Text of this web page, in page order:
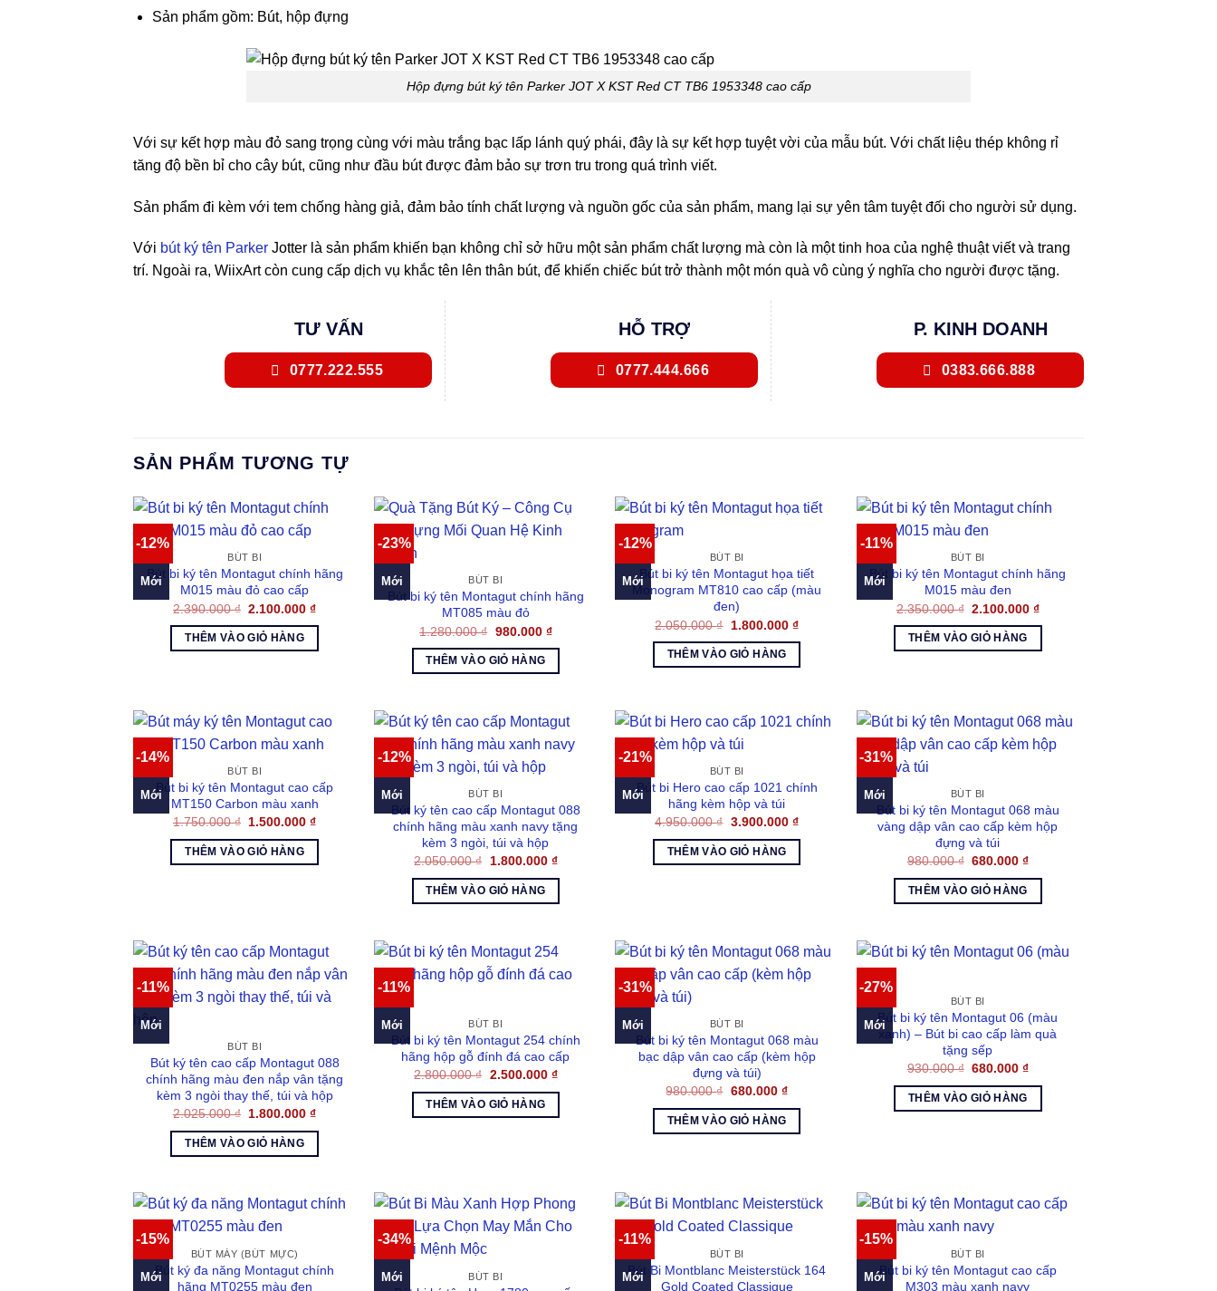
Sản phẩm gồm: Bút, hộp đựng
Hộp đựng bút ký tên Parker JOT X KST Red CT TB6 1953348 cao cấp
Với sự kết hợp màu đỏ sang trọng cùng với màu trắng bạc lấp lánh quý phái, đây là sự kết hợp tuyệt vời của mẫu bút. Với chất liệu thép không rỉ
tăng độ bền bỉ cho cây bút, cũng như đầu bút được đảm bảo sự trơn tru trong quá trình viết.
Sản phẩm đi kèm với tem chống hàng giả, đảm bảo tính chất lượng và nguồn gốc của sản phẩm, mang lại sự yên tâm tuyệt đối cho người sử dụng.
Với bút ký tên Parker Jotter là sản phẩm khiến bạn không chỉ sở hữu một sản phẩm chất lượng mà còn là một tinh hoa của nghệ thuật viết và trang
trí. Ngoài ra, WiixArt còn cung cấp dịch vụ khắc tên lên thân bút, để khiến chiếc bút trở thành một món quà vô cùng ý nghĩa cho người được tặng.
TƯ VẤN
0777.222.555
HỖ TRỢ
0777.444.666
P. KINH DOANH
0383.666.888
SẢN PHẨM TƯƠNG TỰ
-12%
Mới
BÚT BI
Bút bi ký tên Montagut chính hãng
M015 màu đỏ cao cấp
2.390.000₫ Giá
là:
2.390.000 ₫.
2.100.000₫Giá
THÊM VÀO GIỎ HÀNG
-23%
Mới BÚT BI
Bút bi ký tên Montagut chính hãng
MT085 màu đỏ
1.280.000₫ Giá
là:
1.280.000 ₫.
980.000 ₫Giá
THÊM VÀO GIỎ HÀNG
-12%
Mới
BÚT BI
Bút bi ký tên Montagut họa tiết
Monogram MT810 cao cấp (màu
đen)
2.050.000₫ Giá
là:
2.050.000 ₫.
1.800.000 ₫Giá
THÊM VÀO GIỎ HÀNG
-11%
Mới
BÚT BI
Bút bi ký tên Montagut chính hãng
M015 màu đen
2.350.000₫ Giá
là:
2.350.000 ₫.
2.100.000₫Giá
THÊM VÀO GIỎ HÀNG
-14%
Mới
BÚT BI
Bút bi ký tên Montagut cao cấp
MT150 Carbon màu xanh
1.750.000₫ Giá
là:
1.750.000 ₫.
1.500.000₫Giá
THÊM VÀO GIỎ HÀNG
-12%
Mới BÚT BI
Bút ký tên cao cấp Montagut 088
chính hãng màu xanh navy tặng
kèm 3 ngòi, túi và hộp
2.050.000₫
Giá
là:
2.050.000 ₫.
1.800.000 ₫Giá
THÊM VÀO GIỎ HÀNG
-21%
Mới
BÚT BI
Bút bi Hero cao cấp 1021 chính
hãng kèm hộp và túi
4.950.000₫ Giá
là:
4.950.000 ₫.
3.900.000 ₫Giá
THÊM VÀO GIỎ HÀNG
-31%
Mới BÚT BI
Bút bi ký tên Montagut 068 màu
vàng dập vân cao cấp kèm hộp
đựng và túi
980.000₫ Giá
là:
980.000 ₫.
680.000₫Giá
THÊM VÀO GIỎ HÀNG
-11%
Mới
BÚT BI
Bút ký tên cao cấp Montagut 088
chính hãng màu đen nắp vân tặng
kèm 3 ngòi thay thế, túi và hộp
2.025.000₫ Giá
là:
2.025.000 ₫.
1.800.000₫Giá
THÊM VÀO GIỎ HÀNG
-11%
Mới BÚT BI
Bút bi ký tên Montagut 254 chính
hãng hộp gỗ đính đá cao cấp
2.800.000₫ Giá
là:
2.800.000 ₫.
2.500.000 ₫Giá
THÊM VÀO GIỎ HÀNG
-31%
Mới BÚT BI
Bút bi ký tên Montagut 068 màu
bạc dập vân cao cấp (kèm hộp
đựng và túi)
980.000₫ Giá
là:
980.000 ₫.
680.000 ₫Giá
THÊM VÀO GIỎ HÀNG
-27%
Mới
BÚT BI
Bút bi ký tên Montagut 06 (màu
xanh) – Bút bi cao cấp làm quà
tặng sếp
930.000₫ Giá
là:
930.000 ₫.
680.000₫Giá
THÊM VÀO GIỎ HÀNG
-15%
Mới
BÚT MÁY (BÚT MỰC)
Bút ký đa năng Montagut chính
hãng MT0255 màu đen
-34%
Mới BÚT BI
-11%
Mới
BÚT BI
Bút Bi Montblanc Meisterstück 164
Gold Coated Classique
-15%
Mới
BÚT BI
Bút bi ký tên Montagut cao cấp
M303 màu xanh navy